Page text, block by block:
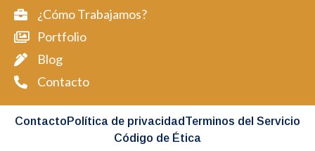
¿Cómo Trabajamos?
Portfolio
Blog
Contacto
Contacto Política de privacidad Terminos del Servicio
Código de Ética